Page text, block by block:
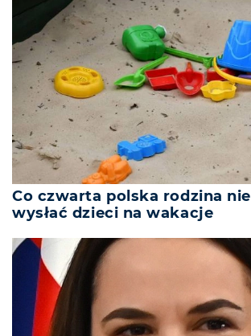
Co czwarta polska rodzina
wysłać dzieci na wakacje